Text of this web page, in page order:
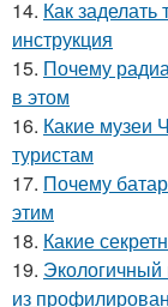
14. Как
инструкция
15. Почему
в этом
16. Какие музеи
туристам
17. Почему
этим
18. Какие
19.
из